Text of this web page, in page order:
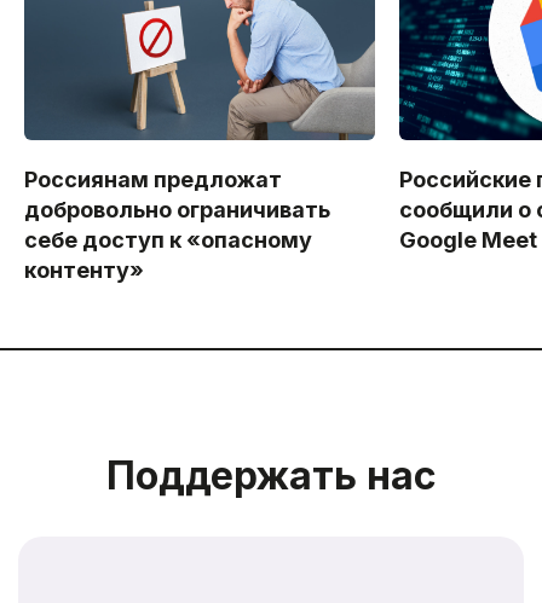
Россиянам предложат
добровольно ограничивать
себе доступ к «опасному
контенту»
Российские
сообщили о
Google Meet
Поддержать нас